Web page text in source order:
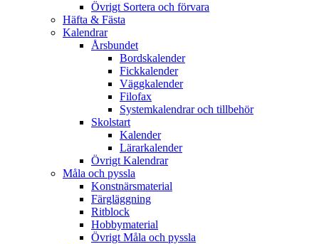
Övrigt Sortera och förvara
Häfta & Fästa
Kalendrar
Årsbundet
Bordskalender
Fickkalender
Väggkalender
Filofax
Systemkalendrar och tillbehör
Skolstart
Kalender
Lärarkalender
Övrigt Kalendrar
Måla och pyssla
Konstnärsmaterial
Färgläggning
Ritblock
Hobbymaterial
Övrigt Måla och pyssla